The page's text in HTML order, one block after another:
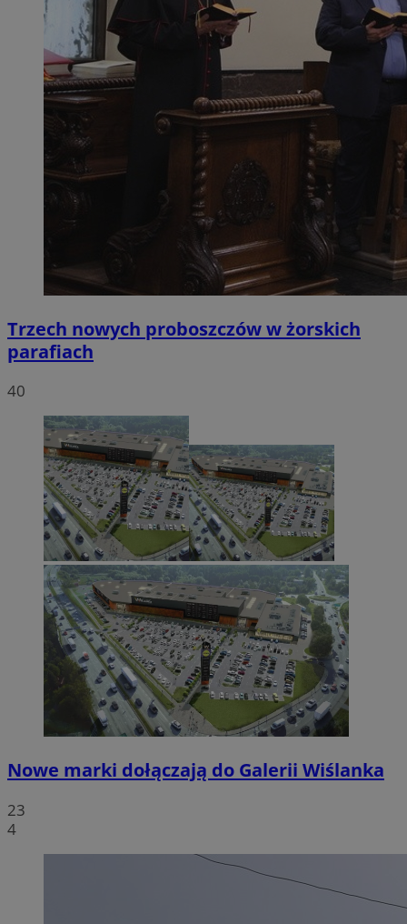
Trzech nowych proboszczów w żorskich
parafiach
40
Nowe marki dołączają do Galerii Wiślanka
23
4